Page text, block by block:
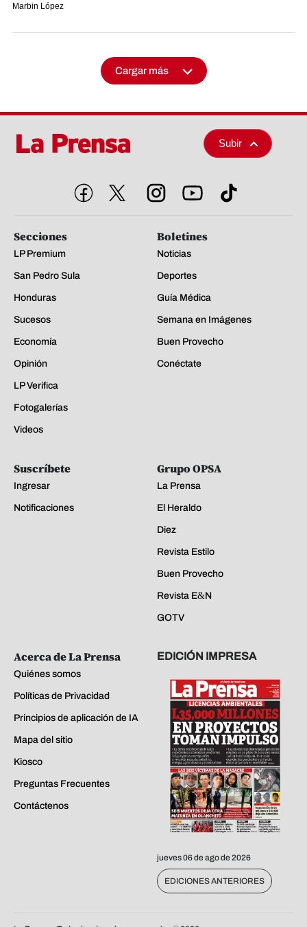
Marbin López
Cargar más
Subir
Secciones
LP Premium
San Pedro Sula
Honduras
Sucesos
Economía
Opinión
LP Verifica
Fotogalerías
Videos
Boletines
Noticias
Deportes
Guía Médica
Semana en Imágenes
Buen Provecho
Conéctate
Suscríbete
Ingresar
Notificaciones
Grupo OPSA
La Prensa
El Heraldo
Diez
Revista Estilo
Buen Provecho
Revista E&N
GOTV
Acerca de La Prensa
Quiénes somos
Políticas de Privacidad
Principios de aplicación de IA
Mapa del sitio
Kiosco
Preguntas Frecuentes
Contáctenos
EDICIÓN IMPRESA
jueves 06 de ago de 2026
EDICIONES ANTERIORES